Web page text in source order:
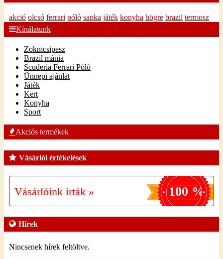
akció olcsó ferrari póló sapka játék konyha bögre brazil termosz
Kínálatunk
Zoknicsipesz
Brazil mánia
Scuderia Ferrari Póló
Ünnepi ajánlat
Játék
Kert
Konyha
Sport
Akciós termékek
Vásárlói értékelések
Vásárlóink írták » 100 %
Hírek
Nincsenek hírek feltöltve.